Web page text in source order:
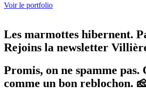
Voir le portfolio
Les marmottes hibernent.
Rejoins la newsletter
Promis, on ne spamme pas.
comme un bon reblochon.